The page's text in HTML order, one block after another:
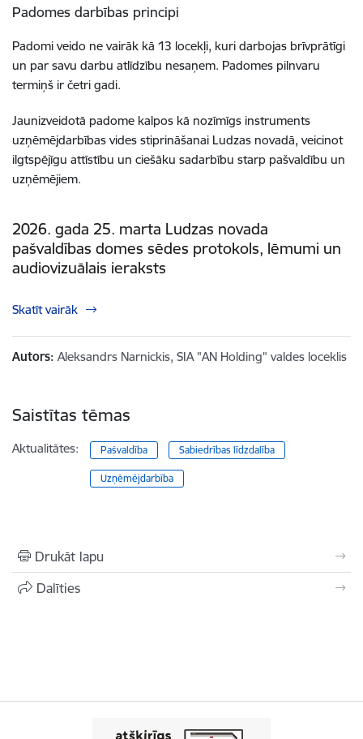
Padomes darbības principi
Padomi veido ne vairāk kā 13 locekļi, kuri darbojas brīvprātīgi
un par savu darbu atlīdzību nesaņem. Padomes pilnvaru
termiņš ir četri gadi.
Jaunizveidotā padome kalpos kā nozīmīgs instruments
uzņēmējdarbības vides stiprināšanai Ludzas novadā, veicinot
ilgtspējīgu attīstību un ciešāku sadarbību starp pašvaldību un
uzņēmējiem.
2026. gada 25. marta Ludzas novada
pašvaldības domes sēdes protokols, lēmumi un
audiovizuālais ieraksts
Skatīt vairāk
Autors: Aleksandrs Narnickis, SIA "AN Holding" valdes loceklis
Saistītas tēmas
Aktualitātes: Pašvaldība Sabiedrības līdzdalība
Uzņēmējdarbība
Drukāt lapu
Dalīties